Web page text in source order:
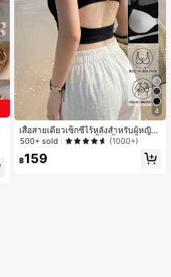
4
เสื้อสายเดี่ยวเซ็กซี่ไร้หลังสำหรับผู้หญิง
พร้อมบราแบบมีฟองน้ำ, เสื้อกล้ามแขน
500+ sold (1000+)
฿159